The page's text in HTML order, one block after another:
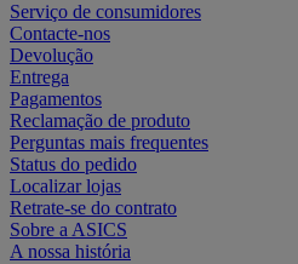
Serviço de consumidores
Contacte-nos
Devolução
Entrega
Pagamentos
Reclamação de produto
Perguntas mais frequentes
Status do pedido
Localizar lojas
Retrate-se do contrato
Sobre a ASICS
A nossa história